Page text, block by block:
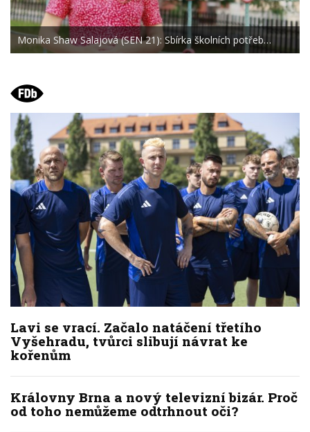
Monika Shaw Salajová (SEN 21): Sbírka školních potřeb…
Lavi se vrací. Začalo natáčení třetího
Vyšehradu, tvůrci slibují návrat ke
kořenům
Královny Brna a nový televizní bizár. Proč
od toho nemůžeme odtrhnout oči?